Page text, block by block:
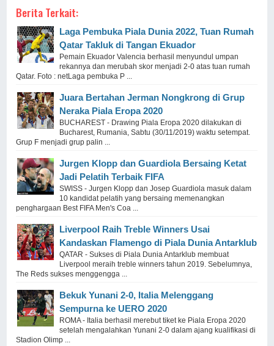
Berita Terkait:
Laga Pembuka Piala Dunia 2022, Tuan Rumah
Qatar Takluk di Tangan Ekuador
Pemain Ekuador Valencia berhasil menyundul umpan
rekannya dan merubah skor menjadi 2-0 atas tuan rumah
Qatar. Foto : netLaga pembuka P ...
Juara Bertahan Jerman Nongkrong di Grup
Neraka Piala Eropa 2020
BUCHAREST - Drawing Piala Eropa 2020 dilakukan di
Bucharest, Rumania, Sabtu (30/11/2019) waktu setempat.
Grup F menjadi grup palin ...
Jurgen Klopp dan Guardiola Bersaing Ketat
Jadi Pelatih Terbaik FIFA
SWISS - Jurgen Klopp dan Josep Guardiola masuk dalam
10 kandidat pelatih yang bersaing memenangkan
penghargaan Best FIFA Men's Coa ...
Liverpool Raih Treble Winners Usai
Kandaskan Flamengo di Piala Dunia Antarklub
QATAR - Sukses di Piala Dunia Antarklub membuat
Liverpool meraih treble winners tahun 2019. Sebelumnya,
The Reds sukses menggengga ...
Bekuk Yunani 2-0, Italia Melenggang
Sempurna ke UERO 2020
ROMA - Italia berhasil merebut tiket ke Piala Eropa 2020
setelah mengalahkan Yunani 2-0 dalam ajang kualifikasi di
Stadion Olimp ...